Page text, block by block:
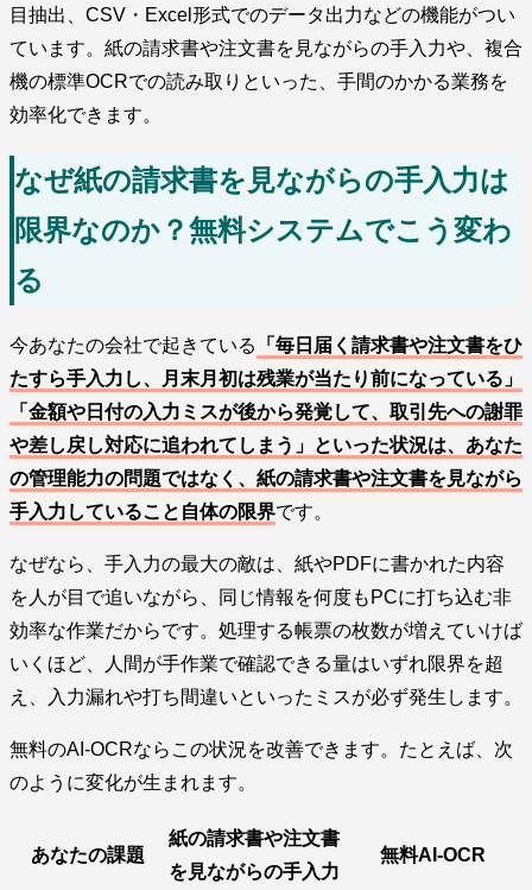
目抽出、CSV・Excel形式でのデータ出力などの機能がつい
ています。紙の請求書や注文書を見ながらの手入力や、複合
機の標準OCRでの読み取りといった、手間のかかる業務を
効率化できます。
なぜ紙の請求書を見ながらの手入力は
限界なのか？無料システムでこう変わ
る
今あなたの会社で起きている
「毎日届く請求書や注文書をひ
たすら手入力し、月末月初は残業が当たり前になっている」
「金額や日付の入力ミスが後から発覚して、取引先への謝罪
や差し戻し対応に追われてしまう」といった状況は、あなた
の管理能力の問題ではなく、紙の請求書や注文書を見ながら
手入力していること自体の限界です。
なぜなら、手入力の最大の敵は、紙やPDFに書かれた内容
を人が目で追いながら、同じ情報を何度もPCに打ち込む非
効率な作業だからです。処理する帳票の枚数が増えていけば
いくほど、人間が手作業で確認できる量はいずれ限界を超
え、入力漏れや打ち間違いといったミスが必ず発生します。
無料のAI-OCRならこの状況を改善できます。たとえば、次
のように変化が生まれます。
あなたの課題
紙の請求書や注文書
を見ながらの手入力
無料AI-OCR